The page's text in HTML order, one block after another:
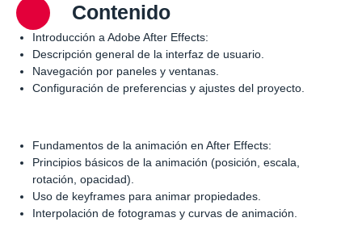
Contenido
Introducción a Adobe After Effects:
Descripción general de la interfaz de usuario.
Navegación por paneles y ventanas.
Configuración de preferencias y ajustes del proyecto.
Fundamentos de la animación en After Effects:
Principios básicos de la animación (posición, escala,
rotación, opacidad).
Uso de keyframes para animar propiedades.
Interpolación de fotogramas y curvas de animación.